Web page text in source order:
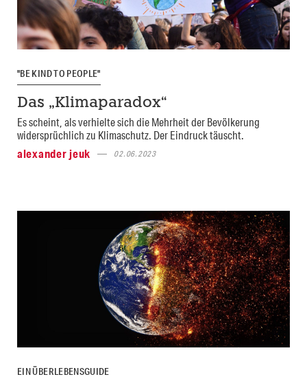
"BE KIND TO PEOPLE"
Das „Klimaparadox“
Es scheint, als verhielte sich die Mehrheit der Bevölkerung
widersprüchlich zu Klimaschutz. Der Eindruck täuscht.
alexander jeuk
02.06.2023
EIN ÜBERLEBENSGUIDE